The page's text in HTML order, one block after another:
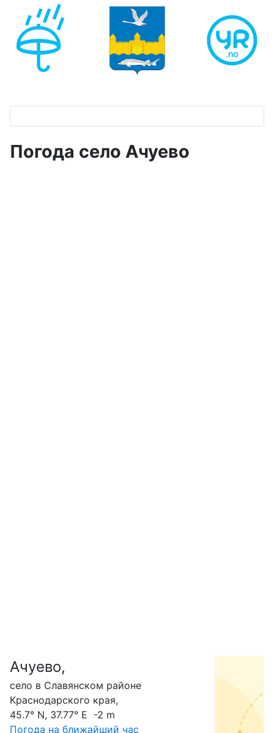
Погода село Ачуево
Ачуево,
село в Славянском районе
Краснодарского края,
45.7° N, 37.77° E -2 m
Погода на ближайший час